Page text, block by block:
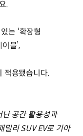
.
는 ‘확장형
블’,
적용됐습니다.
공간 활용성과
밀리 SUV EV로 기아